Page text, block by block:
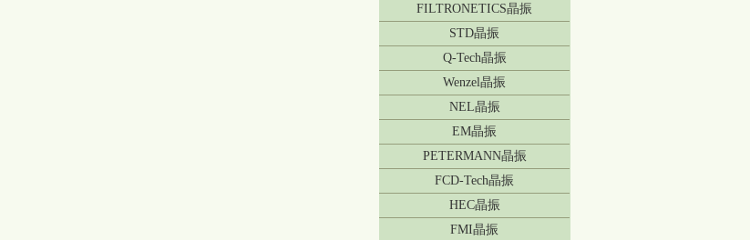
FILTRONETICS晶振
STD晶振
Q-Tech晶振
Wenzel晶振
NEL晶振
EM晶振
PETERMANN晶振
FCD-Tech晶振
HEC晶振
FMI晶振